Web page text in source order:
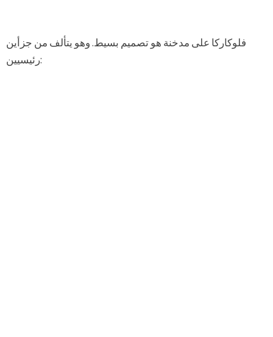
فلوكاركا على مدخنة هو تصميم بسيط. وهو يتألف من جزأين
رئيسيين: